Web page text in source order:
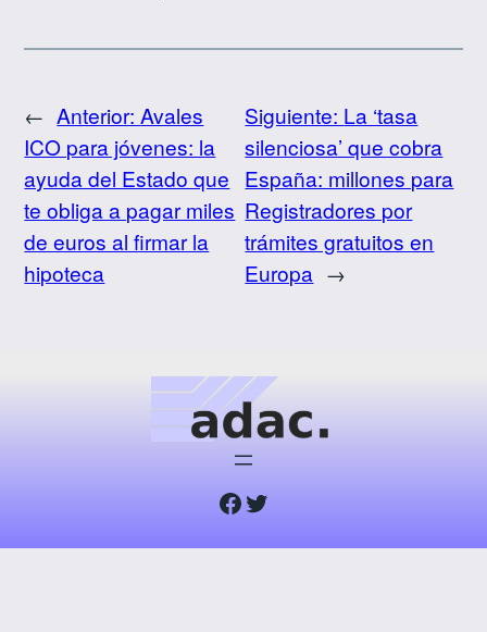
← Anterior:Avales
ICO para jóvenes: la
ayuda del Estado que
te obliga a pagar miles
de euros al firmar la
hipoteca
Siguiente: La ‘tasa
silenciosa’ que cobra
España: millones para
Registradores por
trámites gratuitos en
Europa →